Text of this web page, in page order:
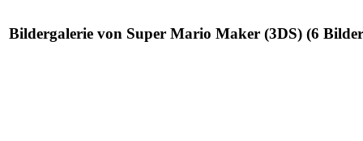
Bildergalerie von Super Mario Maker (3DS) (6